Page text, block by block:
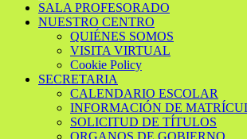
SALA PROFESORADO
NUESTRO CENTRO
QUIÉNES SOMOS
VISITA VIRTUAL
Cookie Policy
SECRETARIA
CALENDARIO ESCOLAR
INFORMACIÓN DE
SOLICITUD DE TÍTULOS
ORGANOS DE GOBIERNO